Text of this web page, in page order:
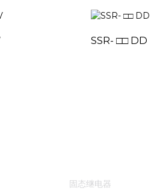
SSR- □□ DD
固态继电器